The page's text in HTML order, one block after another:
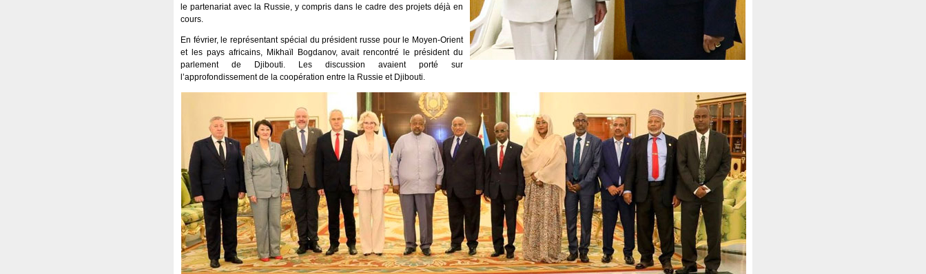
le partenariat avec la Russie, y compris dans le cadre des projets déjà en
cours.
En février, le représentant spécial du président russe pour le Moyen-Orient
et les pays africains, Mikhaïl Bogdanov, avait rencontré le président du
parlement de Djibouti. Les discussion avaient porté sur
l’approfondissement de la coopération entre la Russie et Djibouti.